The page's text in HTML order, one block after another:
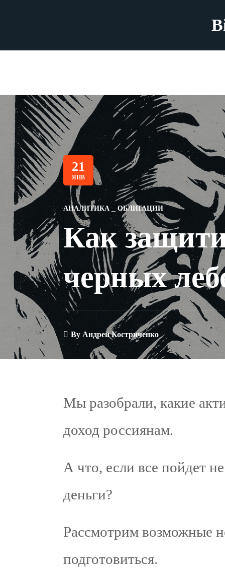
21
ЯНВ
АНАЛИТИКА ОБЛИГАЦИИ
Как
черных
By Андрей Костриченко
Мы разобрали, какие
доход россиянам.
А что, если все пойдет
деньги?
Рассмотрим возможные
подготовиться.